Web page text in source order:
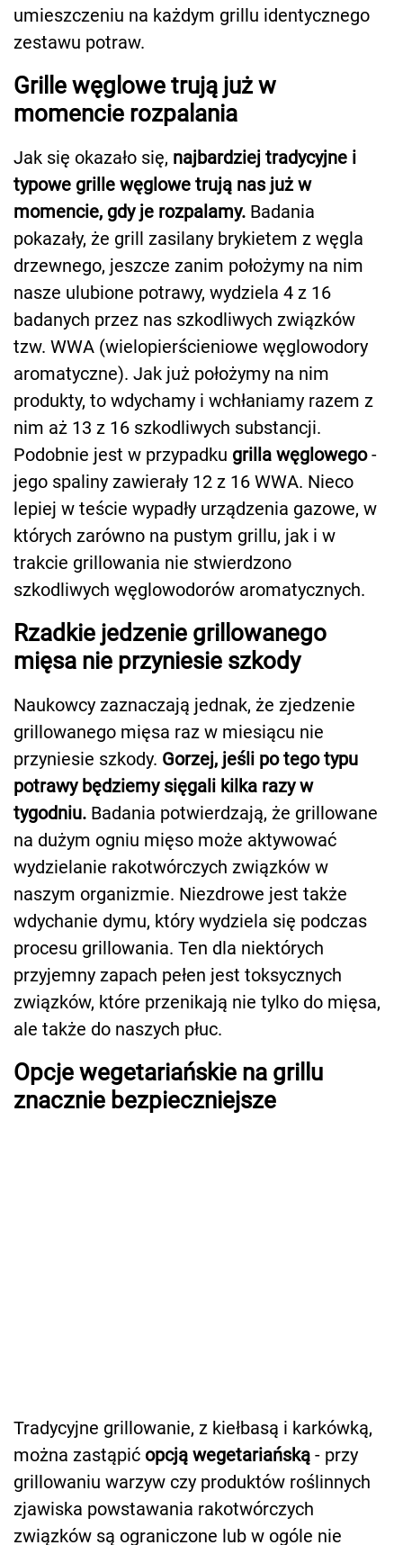
umieszczeniu na każdym grillu identycznego
zestawu potraw.
Grille węglowe trują już w
momencie rozpalania
Jak się okazało się, najbardziej tradycyjne i
typowe grille węglowe trują nas już w
momencie, gdy je rozpalamy. Badania
pokazały, że grill zasilany brykietem z węgla
drzewnego, jeszcze zanim położymy na nim
nasze ulubione potrawy, wydziela 4 z 16
badanych przez nas szkodliwych związków
tzw. WWA (wielopierścieniowe węglowodory
aromatyczne). Jak już położymy na nim
produkty, to wdychamy i wchłaniamy razem z
nim aż 13 z 16 szkodliwych substancji.
Podobnie jest w przypadku grilla węglowego-
jego spaliny zawierały 12 z 16 WWA. Nieco
lepiej w teście wypadły urządzenia gazowe, w
których zarówno na pustym grillu, jak i w
trakcie grillowania nie stwierdzono
szkodliwych węglowodorów aromatycznych.
Rzadkie jedzenie grillowanego
mięsa nie przyniesie szkody
Naukowcy zaznaczają jednak, że zjedzenie
grillowanego mięsa raz w miesiącu nie
przyniesie szkody. Gorzej, jeśli po tego typu
potrawy będziemy sięgali kilka razy w
tygodniu. Badania potwierdzają, że grillowane
na dużym ogniu mięso może aktywować
wydzielanie rakotwórczych związków w
naszym organizmie. Niezdrowe jest także
wdychanie dymu, który wydziela się podczas
procesu grillowania. Ten dla niektórych
przyjemny zapach pełen jest toksycznych
związków, które przenikają nie tylko do mięsa,
ale także do naszych płuc.
Opcje wegetariańskie na grillu
znacznie bezpieczniejsze
Tradycyjne grillowanie, z kiełbasą i karkówką,
można zastąpić opcją wegetariańską - przy
grillowaniu warzyw czy produktów roślinnych
zjawiska powstawania rakotwórczych
związków są ograniczone lub w ogóle nie